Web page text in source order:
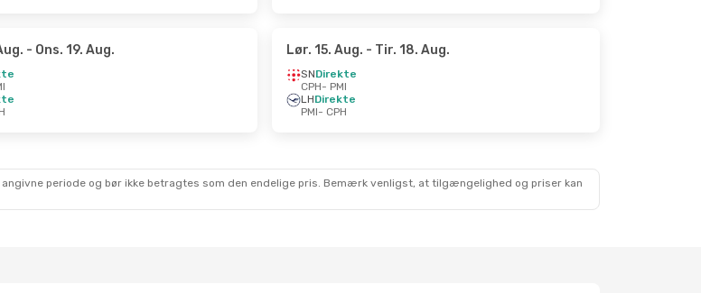
- Ons. 19. Aug. Lør. 15. Aug. - Tir. 18. Aug.
SNDirekte
CPH- PMI
LHDirekte
PMI- CPH
periode og bør ikke betragtes som den endelige pris. Bemærk venligst, at tilgængelighed og priser kan